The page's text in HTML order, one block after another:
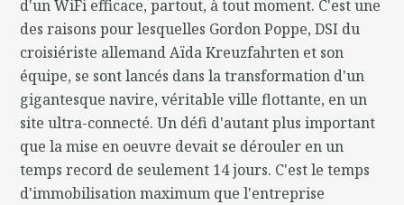
d'un WiFi efficace, partout, à tout moment. C'est une
des raisons pour lesquelles Gordon Poppe, DSI du
croisiériste allemand Aïda Kreuzfahrten et son
équipe, se sont lancés dans la transformation d'un
gigantesque navire, véritable ville flottante, en un
site ultra-connecté. Un défi d'autant plus important
que la mise en oeuvre devait se dérouler en un
temps record de seulement 14 jours. C'est le temps
d'immobilisation maximum que l'entreprise